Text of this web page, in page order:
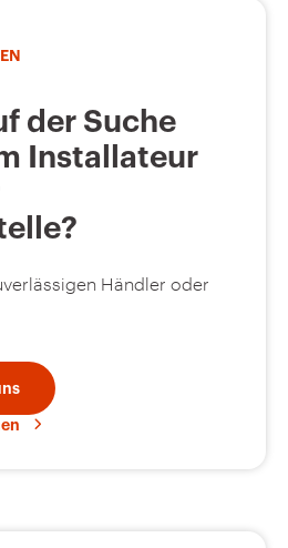
der Suche
Installateur
Händler oder